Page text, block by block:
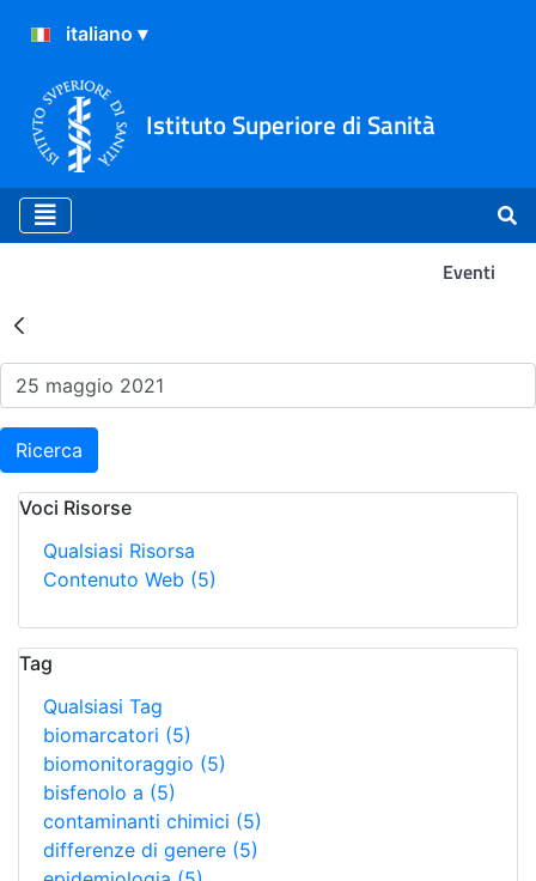
Istituto Superiore di Sanità
Eventi
Risultati della Ricerca -
Ricerca
Voci Risorse
Qualsiasi Risorsa
Contenuto Web (5)
Tag
Qualsiasi Tag
biomarcatori (5)
biomonitoraggio (5)
bisfenolo a (5)
contaminanti chimici (5)
differenze di genere (5)